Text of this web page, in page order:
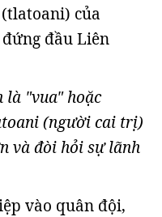
của
đầu Liên
là "vua" hoặc
(người cai trị)
và đòi hỏi sự lãnh
vào quân đội,